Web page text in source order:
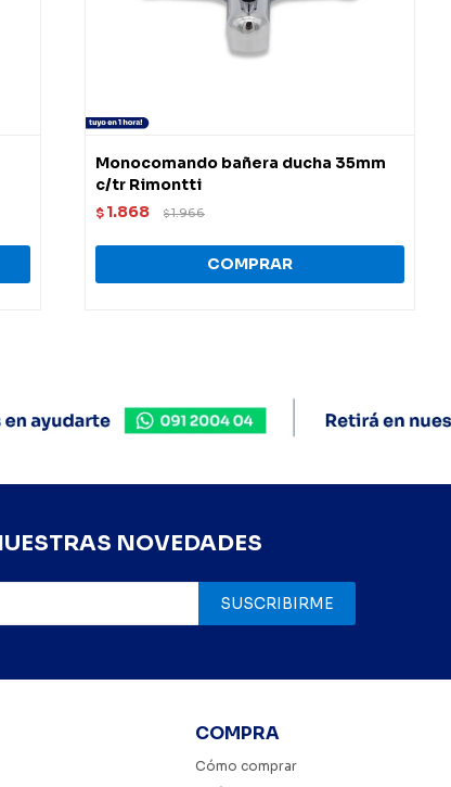
Monocomando bañera ducha 35mm
c/tr Rimontti
$ 1.868 $1.966
COMPRA
Cómo comprar
NOVEDADES
SUSCRIBIRME